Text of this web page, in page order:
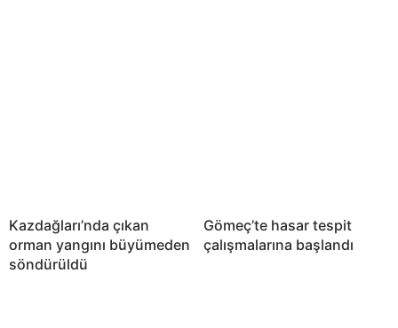
Kazdağları’nda çıkan
orman yangını büyümeden
söndürüldü
Gömeç’te hasar tespit
çalışmalarına başlandı